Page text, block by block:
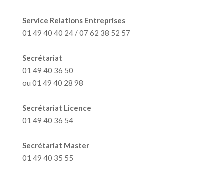
Service Relations Entreprises
01 49 40 40 24 / 07 62 38 52 57
Secrétariat
01 49 40 36 50
ou 01 49 40 28 98
Secrétariat Licence
01 49 40 36 54
Secrétariat Master
01 49 40 35 55